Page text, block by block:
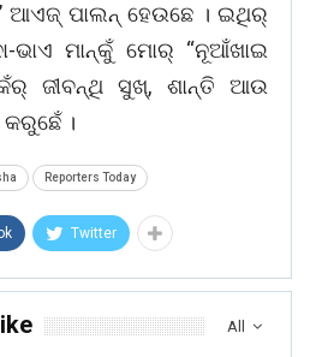
ଆଏଜ୍ ପାଲନ୍ ହେଉଛେ । ଇଥିର୍
ଭାଏ ମାନ୍‌କୁଁ ମୋର୍ “ନୂଆଁଖାଇ
ଜୀବନ୍‌ଥି ସୁଖ୍‌, ଶାନ୍ତି ଆଉ
କରୁଛେଁ ।
Reporters Today
Twitter
All